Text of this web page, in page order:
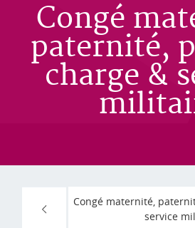
Congé
paternité,
charge &
Congé maternité,
service